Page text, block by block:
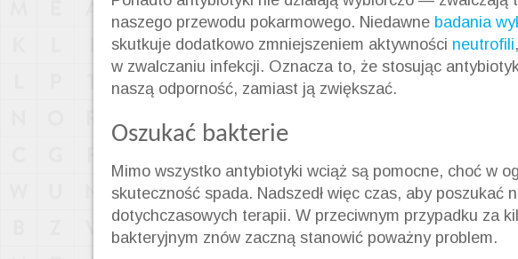
naszego przewodu pokarmowego. Niedawne badania
skutkuje dodatkowo zmniejszeniem aktywności neutrofili
w zwalczaniu infekcji. Oznacza to, że stosując
naszą odporność, zamiast ją zwiększać.
Oszukać bakterie
Mimo wszystko antybiotyki wciąż są pomocne, choć w
skuteczność spada. Nadszedł więc czas, aby poszukać
dotychczasowych terapii. W przeciwnym przypadku za
bakteryjnym znów zaczną stanowić poważny problem.